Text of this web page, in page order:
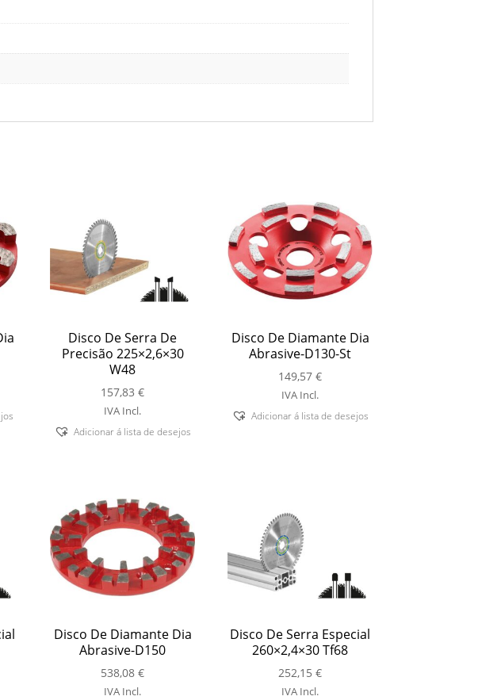
Disco De Serra De
Precisão 225×2,6×30
W48
157,83€
IVA Incl.
Adicionar á lista de desejos
Disco De Diamante Dia
Abrasive-D130-St
149,57€
IVA Incl.
Adicionar á lista de desejos
Disco De Diamante Dia
Abrasive-D150
538,08€
IVA Incl.
Disco De Serra Especial
260×2,4×30 Tf68
252,15€
IVA Incl.